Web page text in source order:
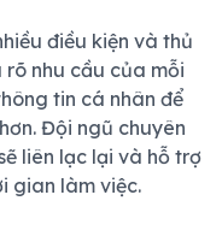
điều kiện và thủ
nhu cầu của mỗi
tin cá nhân để
Đội ngũ chuyên
liên lạc lại và hỗ trợ
gian làm việc.